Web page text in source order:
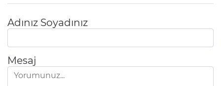
Adınız Soyadınız
Mesaj